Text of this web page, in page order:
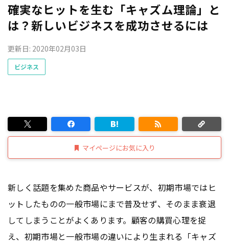
確実なヒットを生む「キャズム理論」と
は？新しいビジネスを成功させるには
更新日: 2020年02月03日
ビジネス
マイページにお気に入り
新しく話題を集めた商品やサービスが、初期市場ではヒ
ットしたものの一般市場にまで普及せず、そのまま衰退
してしまうことがよくあります。顧客の購買心理を捉
え、初期市場と一般市場の違いにより生まれる「キャズ